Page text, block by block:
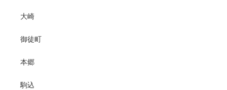
大崎
御徒町
本郷
駒込